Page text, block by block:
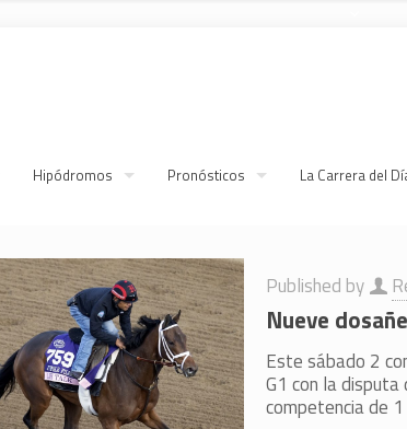
Hipódromos Pronósticos La Carrera del
Published by
Nueve
Este sábado 2
G1 con la
competencia de